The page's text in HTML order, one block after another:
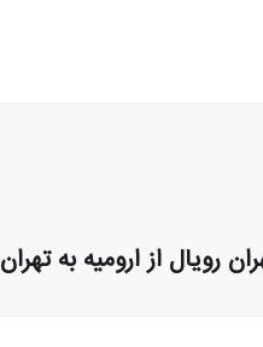
رویال از ارومیه به تهران